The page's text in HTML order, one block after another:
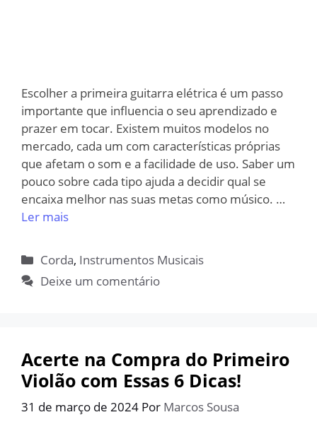
Escolher a primeira guitarra elétrica é um passo
importante que influencia o seu aprendizado e
prazer em tocar. Existem muitos modelos no
mercado, cada um com características próprias
que afetam o som e a facilidade de uso. Saber um
pouco sobre cada tipo ajuda a decidir qual se
encaixa melhor nas suas metas como músico. …
Ler mais
Categorias
Corda, Instrumentos Musicais
Deixe um comentário
Acerte na Compra do Primeiro
Violão com Essas 6 Dicas!
31 de março de 2024 Por Marcos Sousa